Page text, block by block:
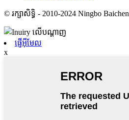
© រក្សាសិទ្ធិ - 2010-2024 Ningbo
ផ្ញើអ៊ីមែល
x